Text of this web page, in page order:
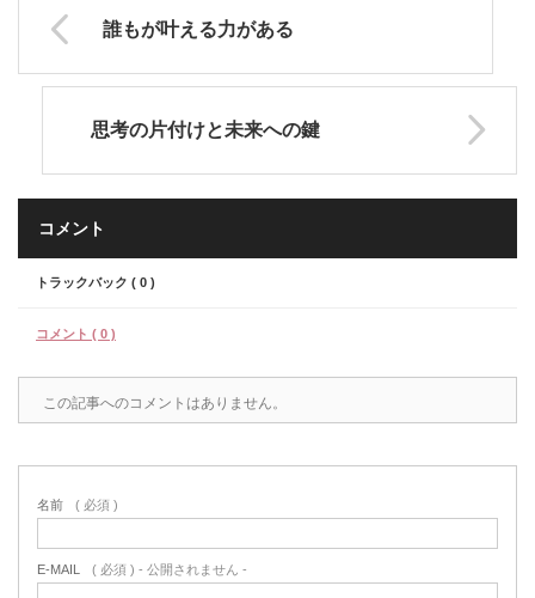
誰もが叶える力がある
思考の片付けと未来への鍵
コメント
トラックバック ( 0 )
コメント ( 0 )
この記事へのコメントはありません。
名前 ( 必須 )
E-MAIL ( 必須 ) - 公開されません -